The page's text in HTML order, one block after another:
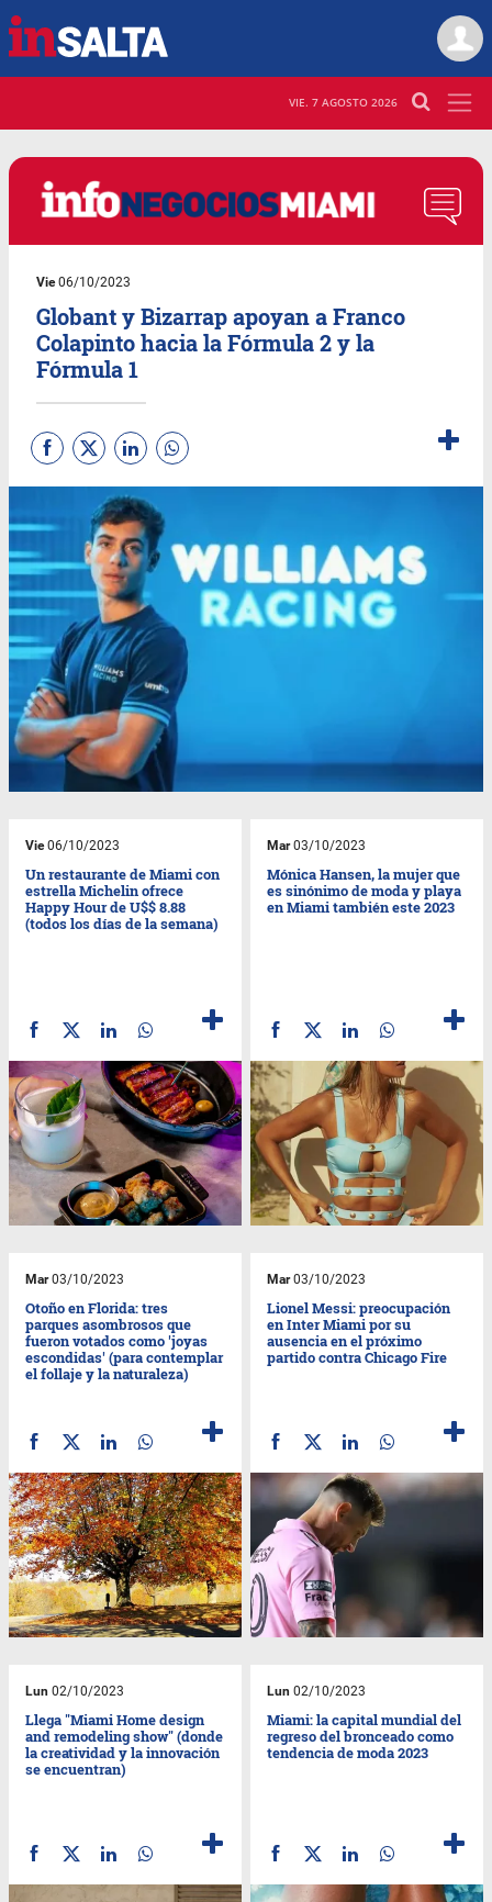
VIE. 7 AGOSTO 2026
Vie06/10/2023
Globant y Bizarrap apoyan a Franco
Colapinto hacia la Fórmula 2 y la
Fórmula 1
Vie06/10/2023
Un restaurante de Miami con
estrella Michelin ofrece
Happy Hour de U$$ 8.88
(todos los días de la semana)
Mar03/10/2023
Mónica Hansen, la mujer que
es sinónimo de moda y playa
en Miami también este 2023
Mar03/10/2023
Otoño en Florida: tres
parques asombrosos que
fueron votados como 'joyas
escondidas' (para contemplar
el follaje y la naturaleza)
Mar03/10/2023
Lionel Messi: preocupación
en Inter Miami por su
ausencia en el próximo
partido contra Chicago Fire
Lun 02/10/2023
Llega "Miami Home design
and remodeling show" (donde
la creatividad y la innovación
se encuentran)
Lun 02/10/2023
Miami: la capital mundial del
regreso del bronceado como
tendencia de moda 2023